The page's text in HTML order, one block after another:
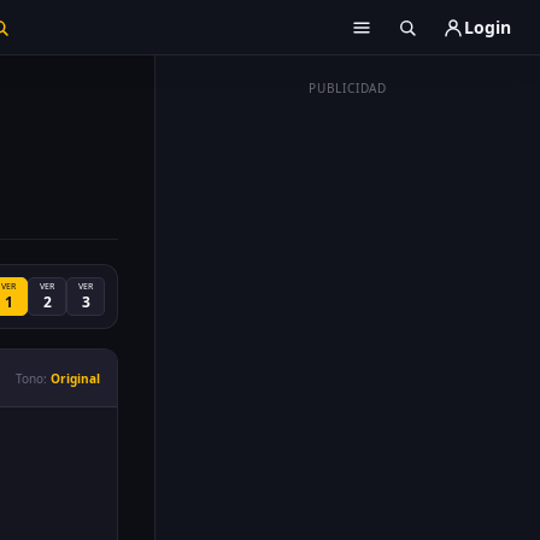
Login
PUBLICIDAD
VER
1
VER
2
VER
3
Tono: Original